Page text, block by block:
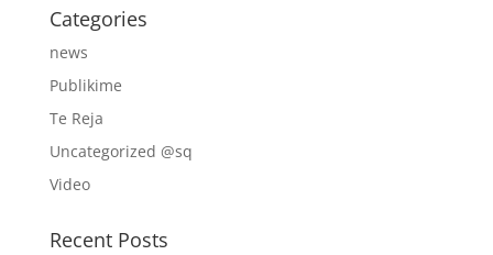
Categories
news
Publikime
Te Reja
Uncategorized @sq
Video
Recent Posts